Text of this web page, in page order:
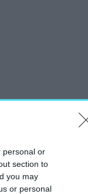
personal or
section to
you may
or personal